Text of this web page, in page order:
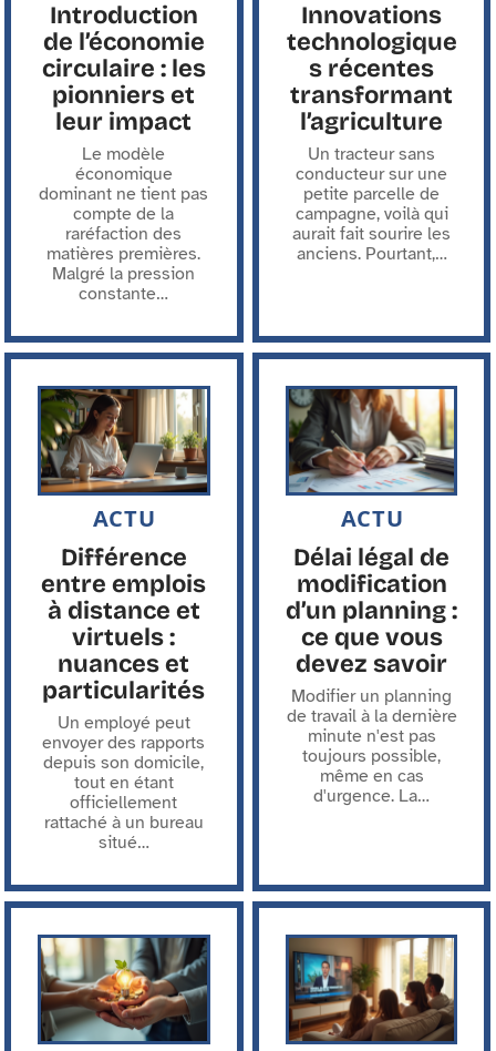
Introduction
de l’économie
circulaire : les
pionniers et
leur impact
Le modèle
économique
dominant ne tient pas
compte de la
raréfaction des
matières premières.
Malgré la pression
constante…
Innovations
technologique
s récentes
transformant
l’agriculture
Un tracteur sans
conducteur sur une
petite parcelle de
campagne, voilà qui
aurait fait sourire les
anciens. Pourtant,…
ACTU
Différence
entre emplois
à distance et
virtuels :
nuances et
particularités
Un employé peut
envoyer des rapports
depuis son domicile,
tout en étant
officiellement
rattaché à un bureau
situé…
ACTU
Délai légal de
modification
d’un planning :
ce que vous
devez savoir
Modifier un planning
de travail à la dernière
minute n'est pas
toujours possible,
même en cas
d'urgence. La…